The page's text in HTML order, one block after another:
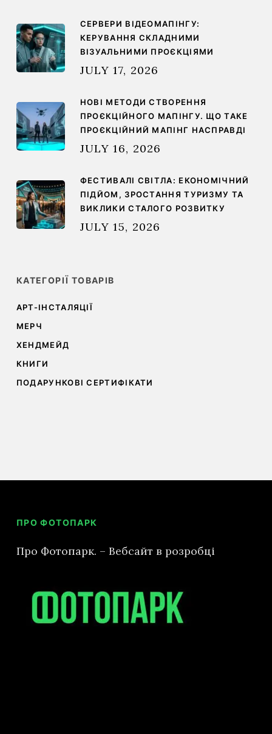
СЕРВЕРИ ВІДЕОМАПІНГУ:
КЕРУВАННЯ СКЛАДНИМИ
ВІЗУАЛЬНИМИ ПРОЄКЦІЯМИ
JULY 17, 2026
НОВІ МЕТОДИ СТВОРЕННЯ
ПРОЄКЦІЙНОГО МАПІНГУ. ЩО ТАКЕ
ПРОЄКЦІЙНИЙ МАПІНГ НАСПРАВДІ
JULY 16, 2026
ФЕСТИВАЛІ СВІТЛА: ЕКОНОМІЧНИЙ
ПІДЙОМ, ЗРОСТАННЯ ТУРИЗМУ ТА
ВИКЛИКИ СТАЛОГО РОЗВИТКУ
JULY 15, 2026
КАТЕГОРІЇ ТОВАРІВ
АРТ-ІНСТАЛЯЦІЇ
МЕРЧ
ХЕНДМЕЙД
КНИГИ
ПОДАРУНКОВІ СЕРТИФІКАТИ
ПРО ФОТОПАРК
Про Фотопарк. – Вебсайт в розробці